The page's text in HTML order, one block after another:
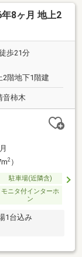
8ヶ月 地上2
歩21分
2階地下1階建
音柿木
2）
駐車場(近隣含)
モニタ付インターホ
ン
1台込み